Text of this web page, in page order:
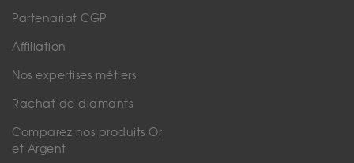
Partenariat CGP
Affiliation
Nos expertises métiers
Rachat de diamants
Comparez nos produits Or
et Argent